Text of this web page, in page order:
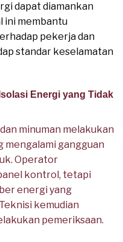
dapat diamankan
ini membantu
pekerja dan
standar keselamatan
Energi yang Tidak
minuman melakukan
mengalami gangguan
Operator
kontrol, tetapi
energi yang
kemudian
pemeriksaan.